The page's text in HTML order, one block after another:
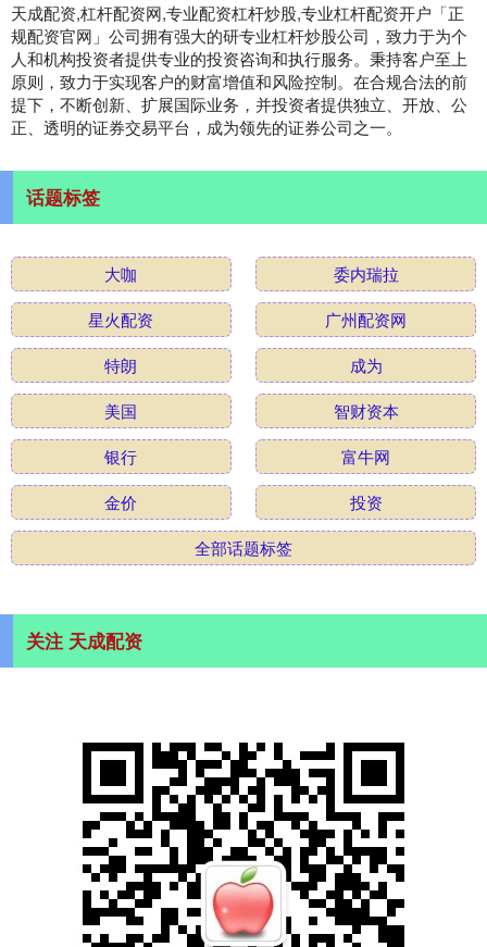
天成配资,杠杆配资网,专业配资杠杆炒股,专业杠杆配资开户「正
规配资官网」公司拥有强大的研专业杠杆炒股公司，致力于为个
人和机构投资者提供专业的投资咨询和执行服务。秉持客户至上
原则，致力于实现客户的财富增值和风险控制。在合规合法的前
提下，不断创新、扩展国际业务，并投资者提供独立、开放、公
正、透明的证券交易平台，成为领先的证券公司之一。
话题标签
大咖
委内瑞拉
星火配资
广州配资网
特朗
成为
美国
智财资本
银行
富牛网
金价
投资
全部话题标签
关注 天成配资